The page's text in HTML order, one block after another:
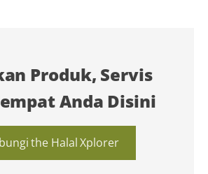
Produk, Servis
Anda Disini
the Halal Xplorer